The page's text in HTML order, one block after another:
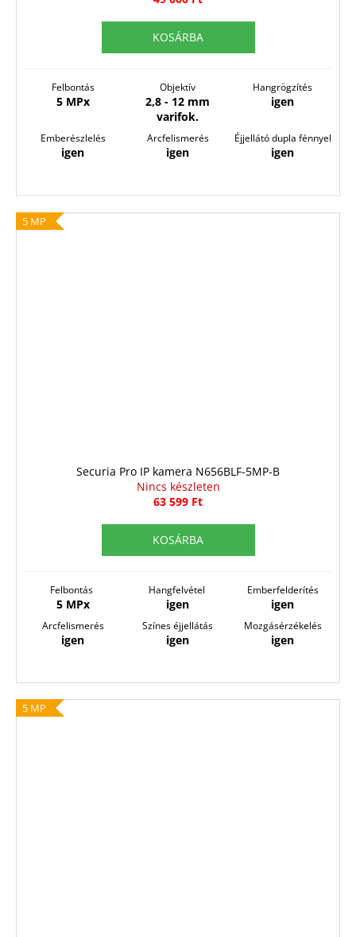
KOSÁRBA
Felbontás
5 MPx
Objektív
2,8 - 12 mm
varifok.
Hangrögzítés
igen
Emberészlelés
igen
Arcfelismerés
igen
Éjjellátó dupla fénnyel
igen
5 MP
Securia Pro IP kamera N656BLF-5MP-B
Nincs készleten
63 599 Ft
KOSÁRBA
Felbontás
5 MPx
Hangfelvétel
igen
Emberfelderítés
igen
Arcfelismerés
igen
Színes éjjellátás
igen
Mozgásérzékelés
igen
5 MP